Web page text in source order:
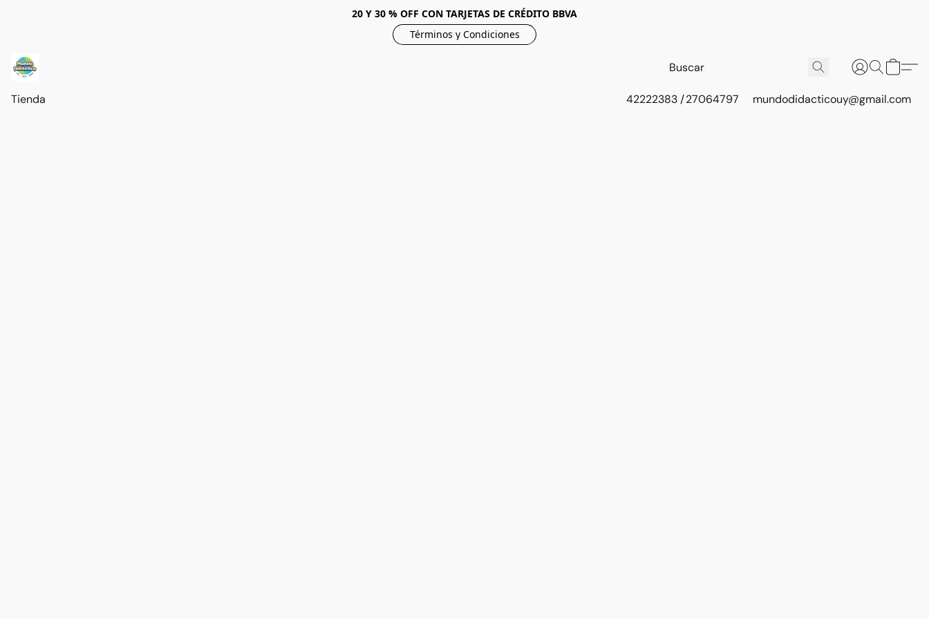
20 Y 30 % OFF CON TARJETAS DE CRÉDITO BBVA
Términos y Condiciones
Tienda 42222383 / 27064797 mundodidacticouy@gmail.com